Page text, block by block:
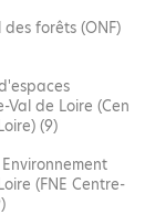
forêts (ONF)
Val de Loire (Cen
(9)
(FNE Centre-